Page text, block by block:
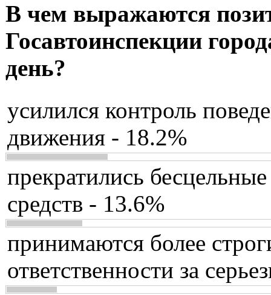
В чем выражаются
Госавтоинспекции
день?
усилился контроль
движения - 18.2%
прекратились
средств - 13.6%
принимаются более
ответственности за